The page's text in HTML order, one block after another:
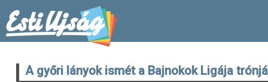
A győri lányok ismét a Bajnokok Ligája